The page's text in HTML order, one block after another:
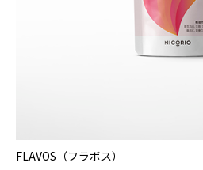
FLAVOS（フラボス）